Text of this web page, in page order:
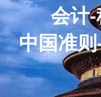
会计-
中国准